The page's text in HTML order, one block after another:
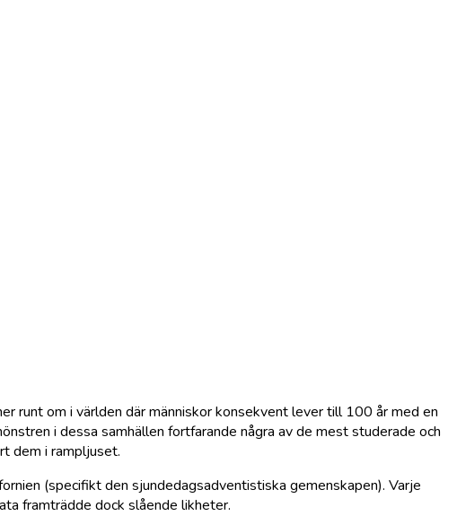
runt om i världen där människor konsekvent lever till 100 år med en
i dessa samhällen fortfarande några av de mest studerade och
dem i rampljuset.
(specifikt den sjundedagsadventistiska gemenskapen). Varje
framträdde dock slående likheter.